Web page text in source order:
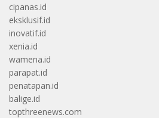
cipanas.id
eksklusif.id
inovatif.id
xenia.id
wamena.id
parapat.id
penatapan.id
balige.id
topthreenews.com